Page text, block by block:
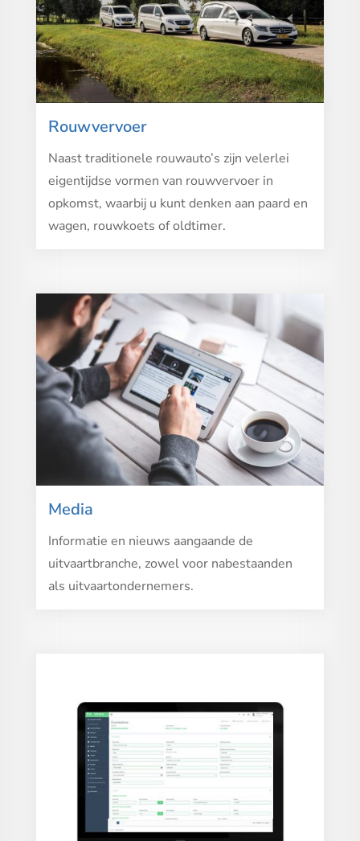
Rouwvervoer
Naast traditionele rouwauto’s zijn velerlei
eigentijdse vormen van rouwvervoer in
opkomst, waarbij u kunt denken aan paard en
wagen, rouwkoets of oldtimer.
Media
Informatie en nieuws aangaande de
uitvaartbranche, zowel voor nabestaanden
als uitvaartondernemers.